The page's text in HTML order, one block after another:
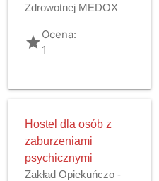
Zdrowotnej MEDOX
gradeOcena:
1
Hostel dla osób z
zaburzeniami
psychicznymi
Zakład Opiekuńczo -